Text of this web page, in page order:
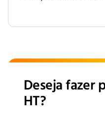
Deseja fazer
HT?